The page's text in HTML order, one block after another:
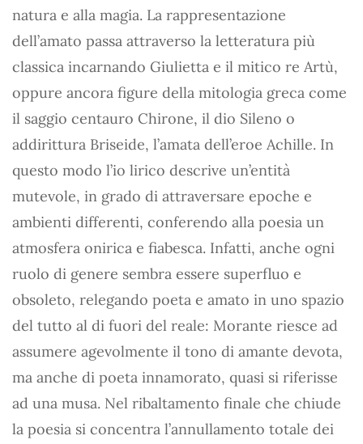
natura e alla magia. La rappresentazione
dell’amato passa attraverso la letteratura più
classica incarnando Giulietta e il mitico re Artù,
oppure ancora figure della mitologia greca come
il saggio centauro Chirone, il dio Sileno o
addirittura Briseide, l’amata dell’eroe Achille. In
questo modo l’io lirico descrive un’entità
mutevole, in grado di attraversare epoche e
ambienti differenti, conferendo alla poesia un
atmosfera onirica e fiabesca. Infatti, anche ogni
ruolo di genere sembra essere superfluo e
obsoleto, relegando poeta e amato in uno spazio
del tutto al di fuori del reale: Morante riesce ad
assumere agevolmente il tono di amante devota,
ma anche di poeta innamorato, quasi si riferisse
ad una musa. Nel ribaltamento finale che chiude
la poesia si concentra l’annullamento totale dei